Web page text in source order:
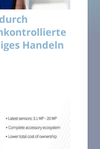
Handeln